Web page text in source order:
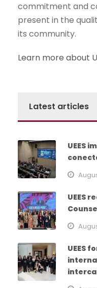
commitment and
present in the
its community.
Learn more about
Latest articles
UEES
UEES
UEES